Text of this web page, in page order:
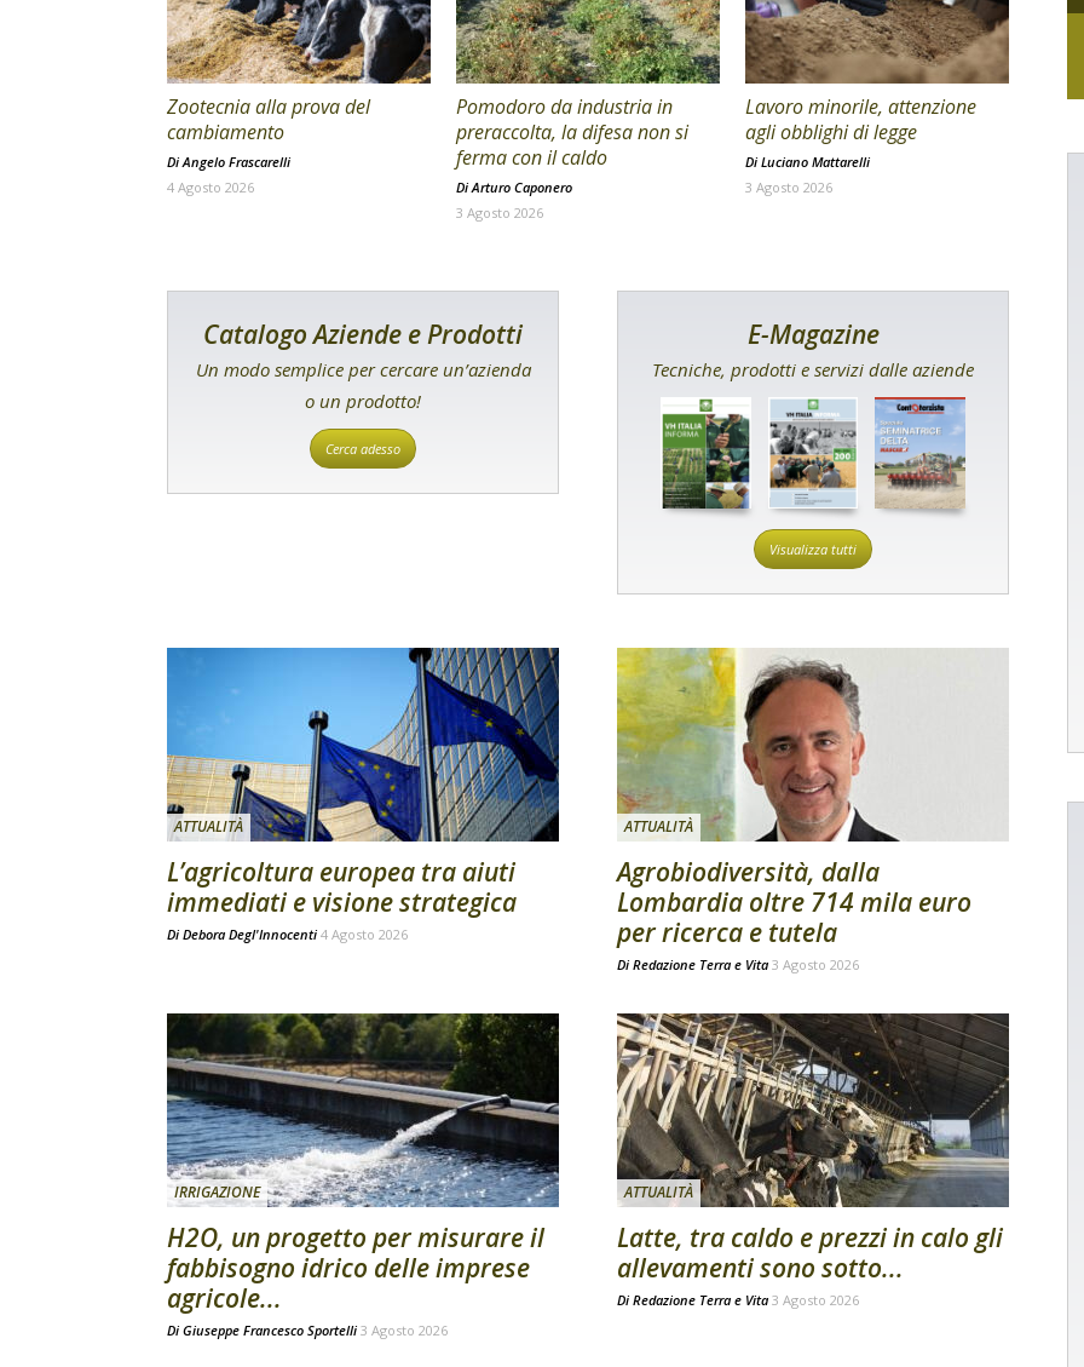
Zootecnia alla prova del
cambiamento
Di Angelo Frascarelli
4 Agosto 2026
Pomodoro da industria in
preraccolta, la difesa non si
ferma con il caldo
Di Arturo Caponero
3 Agosto 2026
Lavoro minorile, attenzione
agli obblighi di legge
Di Luciano Mattarelli
3 Agosto 2026
Catalogo Aziende e Prodotti
Un modo semplice per cercare un’azienda
o un prodotto!
Cerca adesso
E-Magazine
Tecniche, prodotti e servizi dalle aziende
Visualizza tutti
ATTUALITÀ
L’agricoltura europea tra aiuti
immediati e visione strategica
Di Debora Degl'Innocenti 4 Agosto 2026
ATTUALITÀ
Agrobiodiversità, dalla
Lombardia oltre 714 mila euro
per ricerca e tutela
Di Redazione Terra e Vita 3 Agosto 2026
IRRIGAZIONE
H2O, un progetto per misurare il
fabbisogno idrico delle imprese
agricole...
Di Giuseppe Francesco Sportelli 3 Agosto 2026
ATTUALITÀ
Latte, tra caldo e prezzi in calo gli
allevamenti sono sotto...
Di Redazione Terra e Vita 3 Agosto 2026